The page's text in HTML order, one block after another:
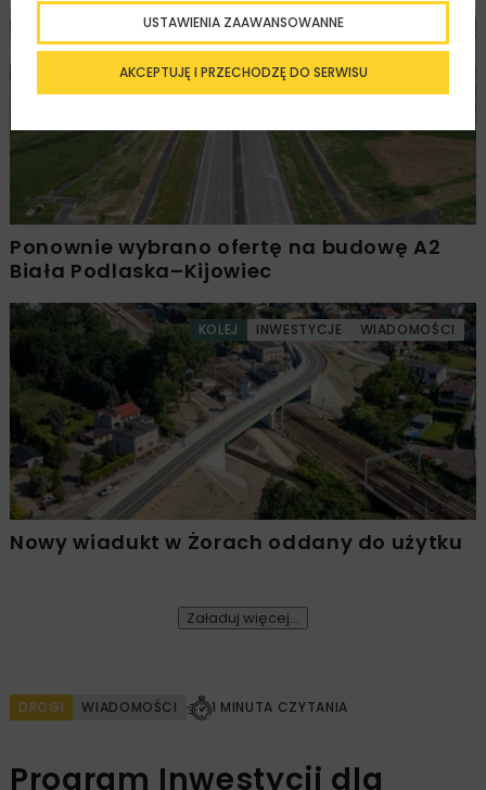
Ponownie wybrano ofertę na budowę A2
Biała Podlaska–Kijowiec
KOLEJ INWESTYCJE WIADOMOŚCI
Nowy wiadukt w Żorach oddany do użytku
Załaduj więcej...
DROGI WIADOMOŚCI 1 MINUTA CZYTANIA
Program Inwestycji dla
AKCEPTUJĘ I PRZECHODZĘ DO SERWISU
USTAWIENIA ZAAWANSOWANNE